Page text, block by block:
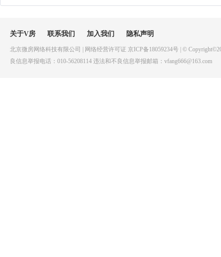
关于V房 联系我们 加入我们 隐私声明
北京微房网络科技有限公司 | 网络经营许可证 京ICP备18059234号 | ©
良信息举报电话：010-56208114 违法和不良信息举报邮箱：vfang666@163.com